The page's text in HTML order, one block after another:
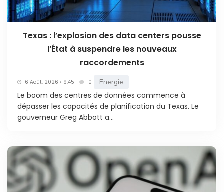
Texas : l’explosion des data centers pousse
l’État à suspendre les nouveaux
raccordements
6 Août. 2026 • 9:45 0 Energie
Le boom des centres de données commence à
dépasser les capacités de planification du Texas. Le
gouverneur Greg Abbott a...